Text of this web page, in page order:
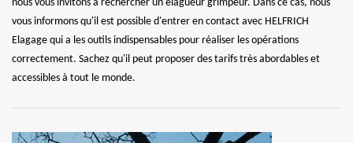
nous vous invitons à rechercher un élagueur grimpeur. Dans ce cas, nous
vous informons qu'il est possible d'entrer en contact avec HELFRICH
Elagage qui a les outils indispensables pour réaliser les opérations
correctement. Sachez qu'il peut proposer des tarifs très abordables et
accessibles à tout le monde.